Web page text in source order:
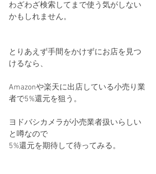
わざわざ検索してまで使う気がしない
かもしれません。
とりあえず手間をかけずにお店を見つ
けるなら、
Amazonや楽天に出店している小売り業
者で5%還元を狙う。
ヨドバシカメラが小売業者扱いらしい
と噂なので
5%還元を期待して待ってみる。